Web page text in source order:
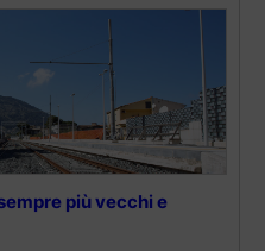
più vecchi e